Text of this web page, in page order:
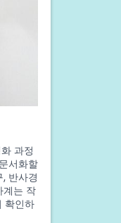
과정
서화할
반사경
계는 작
확인하